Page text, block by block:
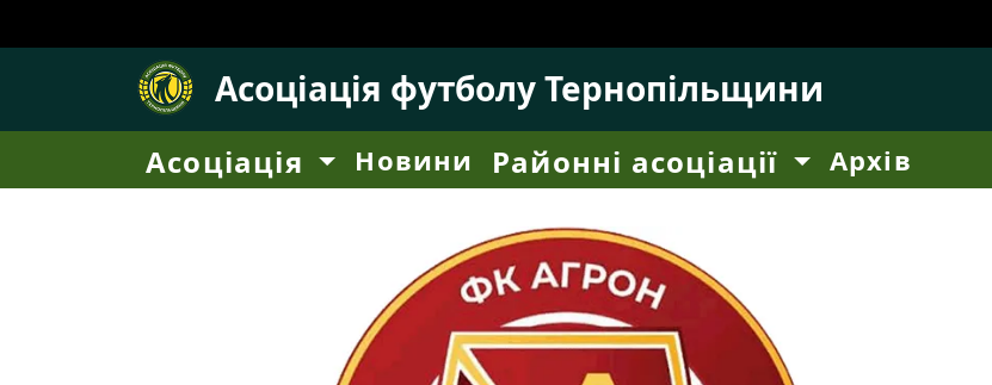
Асоціація футболу Тернопільщини
Асоціація Новини Районні асоціації Архів